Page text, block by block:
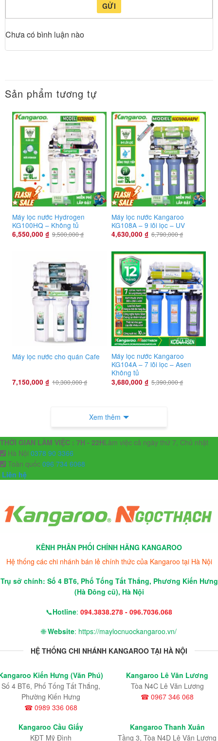
GỬI
Chưa có bình luận nào
Sản phẩm tương tự
Máy lọc nước Hydrogen
KG100HQ – Không tủ
6,550,000 ₫ 9,500,000₫
Máy lọc nước Kangaroo
KG108A – 9 lõi lọc – UV
4,630,000 ₫ 6,790,000₫
Máy lọc nước cho quán Cafe
7,150,000 ₫ 10,300,000₫
Máy lọc nước Kangaroo
KG104A – 7 lõi lọc – Asen
Không tủ
3,680,000 ₫ 5,390,000₫
Xem thêm
THỜI GIAN LÀM VIỆC : 7H - 22HLàm việc cả ngày thứ 7, Chủ nhật
Hà Nội 0378 90 3366
Toàn quốc 096 734 6068
Liên hệ
KÊNH PHÂN PHỐI CHÍNH HÃNG KANGAROO
Hệ thống các chi nhánh bán lẻ chính thức của Kangaroo tại Hà Nội
Trụ sở chính: Số 4 BT6, Phố Tống Tất Thắng, Phương Kiến Hưng
(Hà Đông cũ), Hà Nội
📞Hotline: 094.3838.278 - 096.7036.068
🌐Website: https://maylocnuockangaroo.vn/
HỆ THỐNG CHI NHÁNH KANGAROO TẠI HÀ NỘI
Kiến Hưng (Văn Phú)
Số 4 BT6, Phố Tống Tất Thắng,
Phường Kiến Hưng
☎ 0989 336 068
Kangaroo Lê Văn Lương
Tòa N4C Lê Văn Lương
☎ 0967 346 068
Kangaroo Cầu Giấy
KĐT Mỹ Đình
Kangaroo Thanh Xuân
Tầng 3, Tòa N4D Lê Văn Lương